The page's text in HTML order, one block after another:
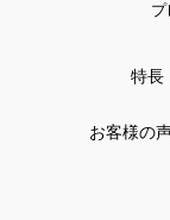
特長
お客様の